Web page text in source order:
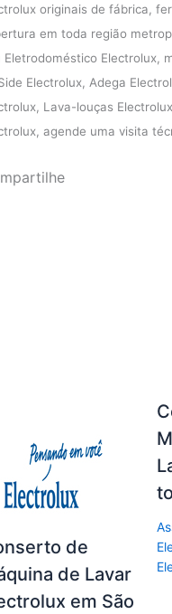
originais de fábrica,
em toda região
Eletrodoméstico Electrolux,
Electrolux, Adega
Lava-louças
agende uma visita
de
de Lavar
em São